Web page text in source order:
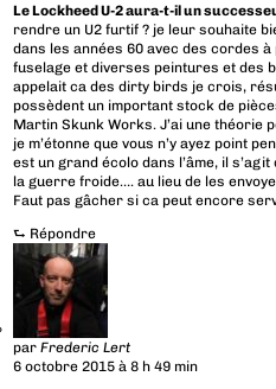
Le Lockheed U-2 aura-t-il un
rendre un U2 furtif ? je leur souhaite
dans les années 60 avec des cordes
fuselage et diverses peintures et des
appelait ca des dirty birds je crois,
possèdent un important stock de
Martin Skunk Works. J’ai une théorie
je m’étonne que vous n’y ayez point
est un grand écolo dans l’âme, il
la guerre froide…. au lieu de les
Faut pas gâcher si ca peut encore
⮑ Répondre
parFrederic Lert
6 octobre 2015 à 8 h 49 min